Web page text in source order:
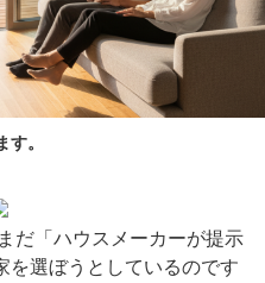
す。
だ「ハウスメーカーが提示
を選ぼうとしているのです